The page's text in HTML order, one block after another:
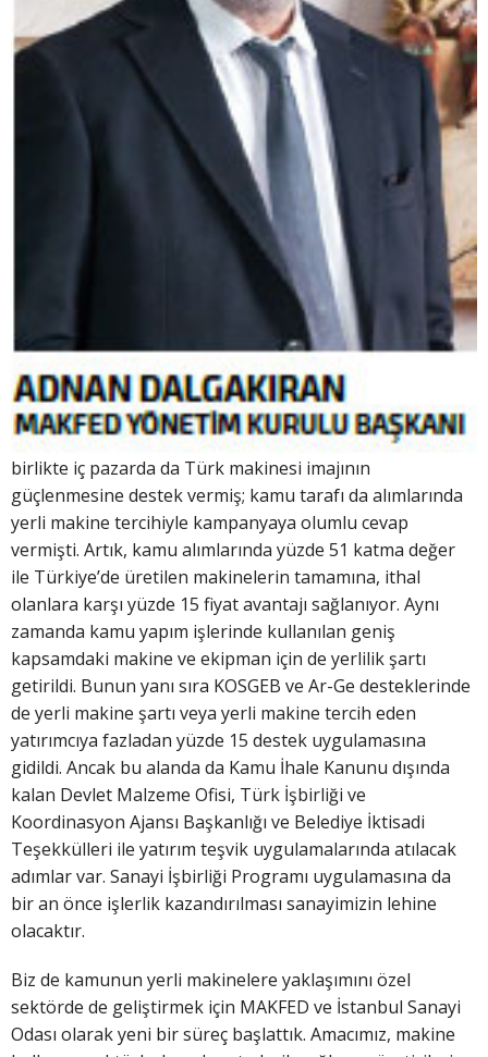
birlikte iç pazarda da Türk makinesi imajının
güçlenmesine destek vermiş; kamu tarafı da alımlarında
yerli makine tercihiyle kampanyaya olumlu cevap
vermişti. Artık, kamu alımlarında yüzde 51 katma değer
ile Türkiye’de üretilen makinelerin tamamına, ithal
olanlara karşı yüzde 15 fiyat avantajı sağlanıyor. Aynı
zamanda kamu yapım işlerinde kullanılan geniş
kapsamdaki makine ve ekipman için de yerlilik şartı
getirildi. Bunun yanı sıra KOSGEB ve Ar-Ge desteklerinde
de yerli makine şartı veya yerli makine tercih eden
yatırımcıya fazladan yüzde 15 destek uygulamasına
gidildi. Ancak bu alanda da Kamu İhale Kanunu dışında
kalan Devlet Malzeme Ofisi, Türk İşbirliği ve
Koordinasyon Ajansı Başkanlığı ve Belediye İktisadi
Teşekkülleri ile yatırım teşvik uygulamalarında atılacak
adımlar var. Sanayi İşbirliği Programı uygulamasına da
bir an önce işlerlik kazandırılması sanayimizin lehine
olacaktır.
Biz de kamunun yerli makinelere yaklaşımını özel
sektörde de geliştirmek için MAKFED ve İstanbul Sanayi
Odası olarak yeni bir süreç başlattık. Amacımız, makine